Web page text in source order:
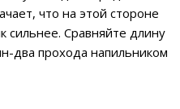
что на этой стороне
сильнее. Сравняйте длину
два прохода напильником